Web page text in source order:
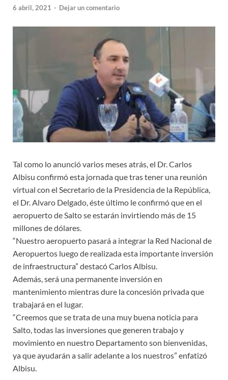
6 abril, 2021 - Dejar un comentario
Tal como lo anunció varios meses atrás, el Dr. Carlos
Albisu confirmó esta jornada que tras tener una reunión
virtual con el Secretario de la Presidencia de la República,
el Dr. Alvaro Delgado, éste último le confirmó que en el
aeropuerto de Salto se estarán invirtiendo más de 15
millones de dólares.
“Nuestro aeropuerto pasará a integrar la Red Nacional de
Aeropuertos luego de realizada esta importante inversión
de infraestructura” destacó Carlos Albisu.
Además, será una permanente inversión en
mantenimiento mientras dure la concesión privada que
trabajará en el lugar.
“Creemos que se trata de una muy buena noticia para
Salto, todas las inversiones que generen trabajo y
movimiento en nuestro Departamento son bienvenidas,
ya que ayudarán a salir adelante a los nuestros” enfatizó
Albisu.